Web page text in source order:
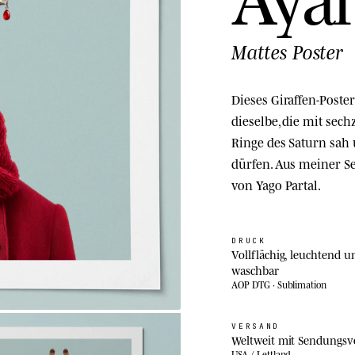
Mattes Poster
Dieses Giraffen-
dieselbe, die mit
Ringe des Saturn
dürfen. Aus meiner
von Yago Partal.
DRUCK
Vollflächig, leuchtend
waschbar
AOP DTG · Sublimation
VERSAND
Weltweit mit